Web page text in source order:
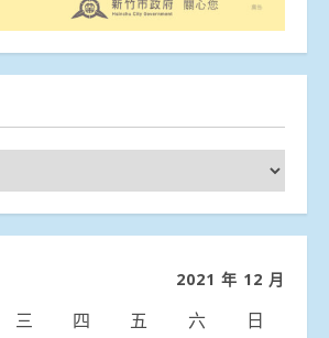
2021 年 12 月
三 四 五 六 日